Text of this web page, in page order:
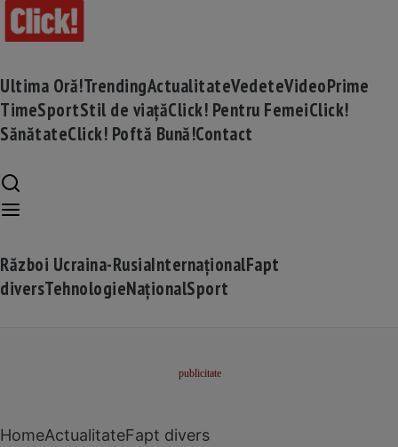
Ultima Oră!TrendingActualitateVedeteVideoPrime
TimeSportStil de viațăClick! Pentru FemeiClick!
SănătateClick! Poftă Bună!Contact
Război Ucraina-RusiaInternaționalFapt
diversTehnologieNaționalSport
HomeActualitateFapt divers